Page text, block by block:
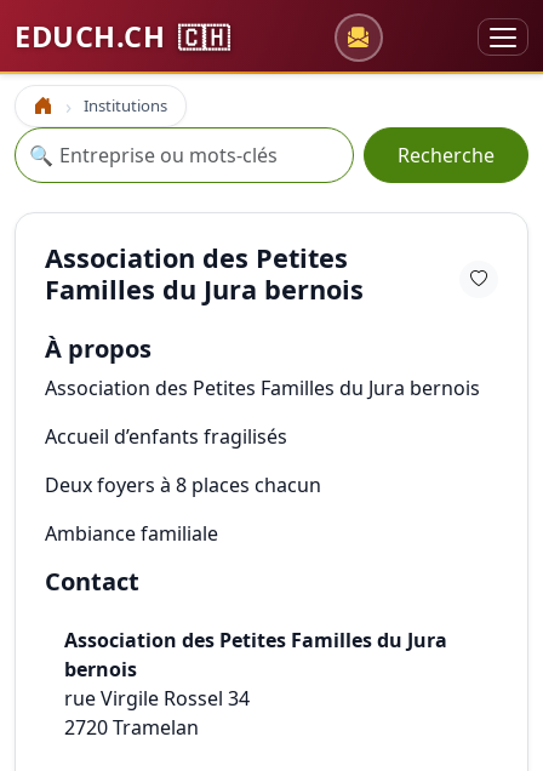
EDUCH.CH 🇨🇭
Accueil Institutions
Recherche
🔍 Recherche
Association des Petites
Familles du Jura bernois
À propos
Association des Petites Familles du Jura bernois
Accueil d’enfants fragilisés
Deux foyers à 8 places chacun
Ambiance familiale
Contact
Association des Petites Familles du Jura
bernois
rue Virgile Rossel 34
2720Tramelan